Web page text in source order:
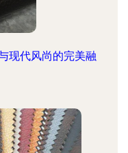
现代风尚的完美融